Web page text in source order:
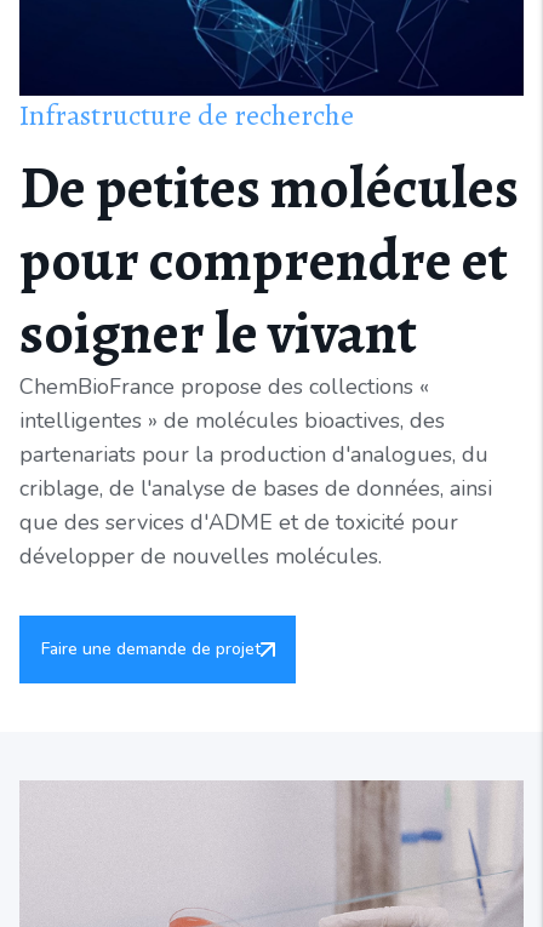
Infrastructure de recherche
De petites molécules
pour comprendre et
soigner le vivant
ChemBioFrance propose des collections «
intelligentes » de molécules bioactives, des
partenariats pour la production d'analogues, du
criblage, de l'analyse de bases de données, ainsi
que des services d'ADME et de toxicité pour
développer de nouvelles molécules.
Faire une demande de projet